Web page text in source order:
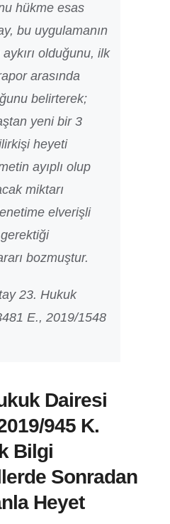
hükme esas
bu uygulamanın
olduğunu, ilk
arasında
belirterek;
yeni bir 3
heyeti
ayıplı olup
miktarı
elverişli
bozmuştur.
23. Hukuk
E., 2019/1548
Dairesi
945 K.
Bilgi
Sonradan
Heyet